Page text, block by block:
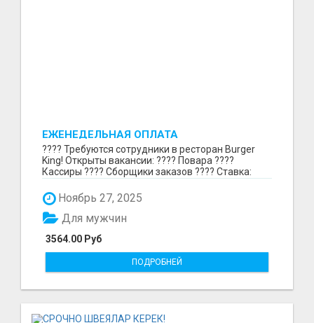
ЕЖЕНЕДЕЛЬНАЯ ОПЛАТА
???? Требуются сотрудники в ресторан Burger
King! Открыты вакансии: ???? Повара ????
Кассиры ???? Сборщики заказов ???? Ставка:
Ноябрь 27, 2025
3564.00 Руб
Для мужчин
ПОДРОБНЕЙ